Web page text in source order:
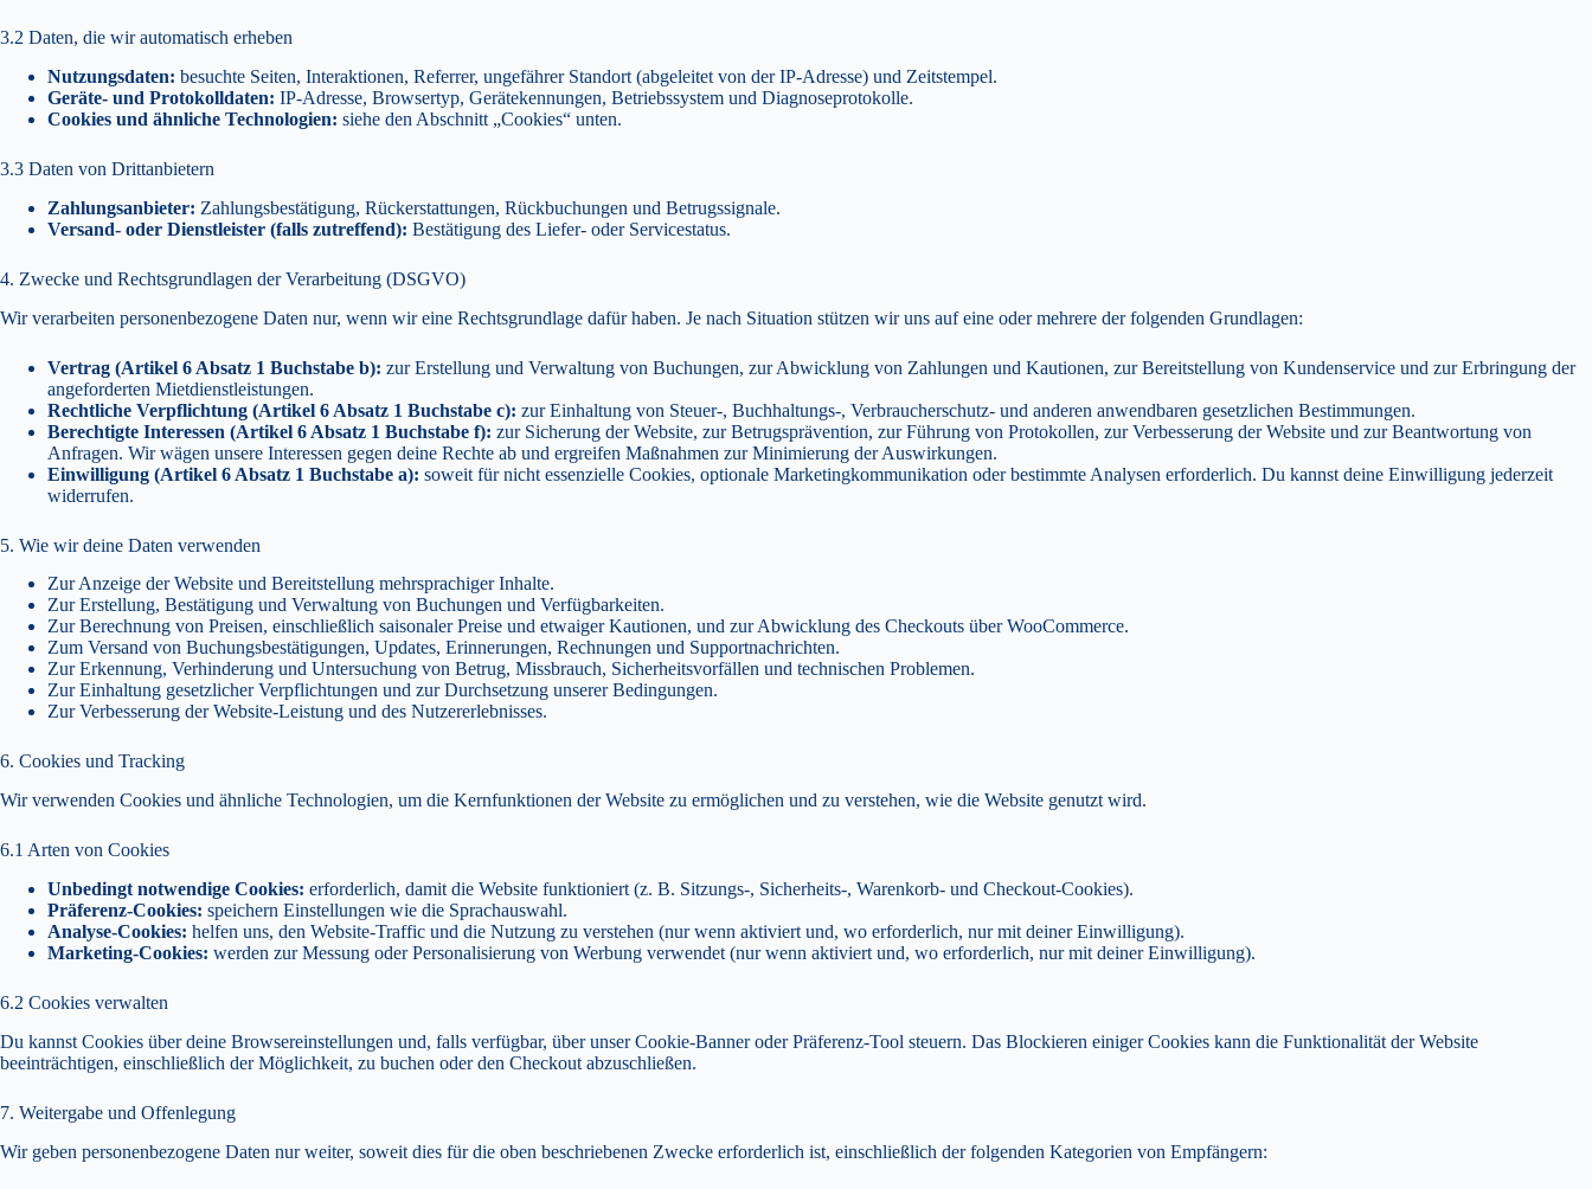
3.2 Daten, die wir automatisch erheben
Nutzungsdaten: besuchte Seiten, Interaktionen, Referrer, ungefährer Standort (abgeleitet von der IP-Adresse) und Zeitstempel.
Geräte- und Protokolldaten: IP-Adresse, Browsertyp, Gerätekennungen, Betriebssystem und Diagnoseprotokolle.
Cookies und ähnliche Technologien: siehe den Abschnitt „Cookies“ unten.
3.3 Daten von Drittanbietern
Zahlungsanbieter: Zahlungsbestätigung, Rückerstattungen, Rückbuchungen und Betrugssignale.
Versand- oder Dienstleister (falls zutreffend): Bestätigung des Liefer- oder Servicestatus.
4. Zwecke und Rechtsgrundlagen der Verarbeitung (DSGVO)
Wir verarbeiten personenbezogene Daten nur, wenn wir eine Rechtsgrundlage dafür haben. Je nach Situation stützen wir uns auf eine oder mehrere der folgenden Grundlagen:
Vertrag (Artikel 6 Absatz 1 Buchstabe b): zur Erstellung und Verwaltung von Buchungen, zur Abwicklung von Zahlungen und Kautionen, zur Bereitstellung von Kundenservice und zur Erbringung der
angeforderten Mietdienstleistungen.
Rechtliche Verpflichtung (Artikel 6 Absatz 1 Buchstabe c): zur Einhaltung von Steuer-, Buchhaltungs-, Verbraucherschutz- und anderen anwendbaren gesetzlichen Bestimmungen.
Berechtigte Interessen (Artikel 6 Absatz 1 Buchstabe f): zur Sicherung der Website, zur Betrugsprävention, zur Führung von Protokollen, zur Verbesserung der Website und zur Beantwortung von
Anfragen. Wir wägen unsere Interessen gegen deine Rechte ab und ergreifen Maßnahmen zur Minimierung der Auswirkungen.
Einwilligung (Artikel 6 Absatz 1 Buchstabe a): soweit für nicht essenzielle Cookies, optionale Marketingkommunikation oder bestimmte Analysen erforderlich. Du kannst deine Einwilligung jederzeit
widerrufen.
5. Wie wir deine Daten verwenden
Zur Anzeige der Website und Bereitstellung mehrsprachiger Inhalte.
Zur Erstellung, Bestätigung und Verwaltung von Buchungen und Verfügbarkeiten.
Zur Berechnung von Preisen, einschließlich saisonaler Preise und etwaiger Kautionen, und zur Abwicklung des Checkouts über WooCommerce.
Zum Versand von Buchungsbestätigungen, Updates, Erinnerungen, Rechnungen und Supportnachrichten.
Zur Erkennung, Verhinderung und Untersuchung von Betrug, Missbrauch, Sicherheitsvorfällen und technischen Problemen.
Zur Einhaltung gesetzlicher Verpflichtungen und zur Durchsetzung unserer Bedingungen.
Zur Verbesserung der Website-Leistung und des Nutzererlebnisses.
6. Cookies und Tracking
Wir verwenden Cookies und ähnliche Technologien, um die Kernfunktionen der Website zu ermöglichen und zu verstehen, wie die Website genutzt wird.
6.1 Arten von Cookies
Unbedingt notwendige Cookies: erforderlich, damit die Website funktioniert (z. B. Sitzungs-, Sicherheits-, Warenkorb- und Checkout-Cookies).
Präferenz-Cookies: speichern Einstellungen wie die Sprachauswahl.
Analyse-Cookies: helfen uns, den Website-Traffic und die Nutzung zu verstehen (nur wenn aktiviert und, wo erforderlich, nur mit deiner Einwilligung).
Marketing-Cookies: werden zur Messung oder Personalisierung von Werbung verwendet (nur wenn aktiviert und, wo erforderlich, nur mit deiner Einwilligung).
6.2 Cookies verwalten
Du kannst Cookies über deine Browsereinstellungen und, falls verfügbar, über unser Cookie-Banner oder Präferenz-Tool steuern. Das Blockieren einiger Cookies kann die Funktionalität der Website
beeinträchtigen, einschließlich der Möglichkeit, zu buchen oder den Checkout abzuschließen.
7. Weitergabe und Offenlegung
Wir geben personenbezogene Daten nur weiter, soweit dies für die oben beschriebenen Zwecke erforderlich ist, einschließlich der folgenden Kategorien von Empfängern: